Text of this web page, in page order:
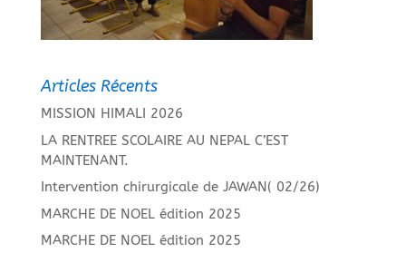
Articles Récents
MISSION HIMALI 2026
LA RENTREE SCOLAIRE AU NEPAL C’EST
MAINTENANT.
Intervention chirurgicale de JAWAN( 02/26)
MARCHE DE NOEL édition 2025
MARCHE DE NOEL édition 2025